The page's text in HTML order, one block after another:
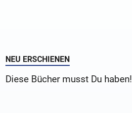
NEU ERSCHIENEN
Diese Bücher musst Du haben!